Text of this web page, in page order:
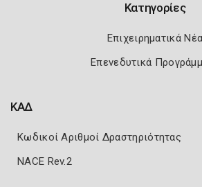
Κατηγορίες
Επιχειρηματικά Νέα
Επενεδυτικά
ΚΑΔ
Κωδικοί Αριθμοί Δραστηριότητας
NACE Rev.2